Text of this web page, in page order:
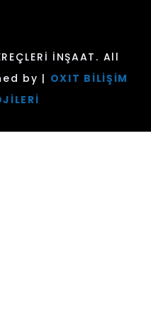
İNŞAAT. All
by | OXIT BİLİŞİM